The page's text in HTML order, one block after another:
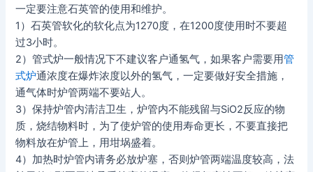
一定要注意石英管的使用和维护。
1）石英管软化的软化点为1270度，在1200度使用时不要超
过3小时。
2）管式炉一般情况下不建议客户通氢气，如果客户需要用管
式炉通浓度在爆炸浓度以外的氢气，一定要做好安全措施，
通气体时炉管两端不要站人。
3）保持炉管内清洁卫生，炉管内不能残留与SiO2反应的物
质，烧结物料时，为了使炉管的使用寿命更长，不要直接把
物料放在炉管上，用坩埚盛着。
4）加热时炉管内请务必放炉塞，否则炉管两端温度较高，法